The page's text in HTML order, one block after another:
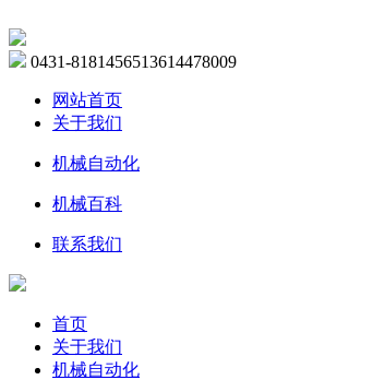
0431-8181456513614478009
网站首页
关于我们
机械自动化
机械百科
联系我们
首页
关于我们
机械自动化